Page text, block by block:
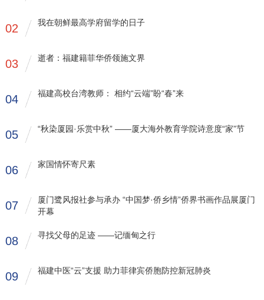
02 我在朝鲜最高学府留学的日子
03 逝者：福建籍菲华侨领施文界
04 福建高校台湾教师： 相约“云端”盼“春”来
05 “秋染厦园·乐赏中秋” ——厦大海外教育学院诗意度“家”节
06 家国情怀寄尺素
07
厦门鹭风报社参与承办 “中国梦·侨乡情”侨界书画作品展厦门
开幕
08 寻找父母的足迹 ——记缅甸之行
09 福建中医“云”支援 助力菲律宾侨胞防控新冠肺炎